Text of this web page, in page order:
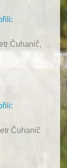
Čuhanič,
Čuhanič